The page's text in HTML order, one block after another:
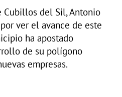
del Sil, Antonio
ver el avance de este
ha apostado
de su polígono
empresas.